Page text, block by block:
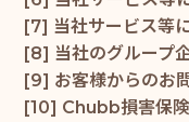
[7] 当社サービス等
[8] 当社のグループ
[9] お客様からのお
[10] Chubb損害保険